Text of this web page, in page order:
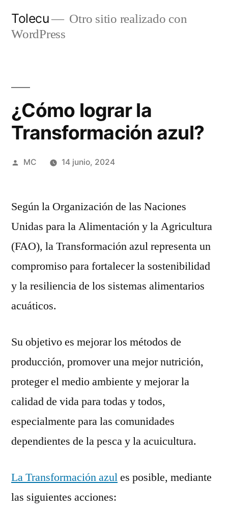
Tolecu
Otro sitio realizado con
WordPress
¿Cómo lograr la
Transformación azul?
Publicado
MC 14 junio, 2024
Según la Organización de las Naciones
Unidas para la Alimentación y la Agricultura
(FAO), la Transformación azul representa un
compromiso para fortalecer la sostenibilidad
y la resiliencia de los sistemas alimentarios
acuáticos.
Su objetivo es mejorar los métodos de
producción, promover una mejor nutrición,
proteger el medio ambiente y mejorar la
calidad de vida para todas y todos,
especialmente para las comunidades
dependientes de la pesca y la acuicultura.
La Transformación azules posible, mediante
las siguientes acciones: